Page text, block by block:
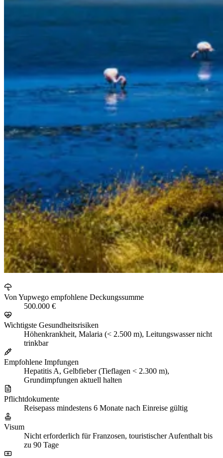
Von Yupwego empfohlene Deckungssumme
500.000 €
Wichtigste Gesundheitsrisiken
Höhenkrankheit, Malaria (< 2.500 m), Leitungswasser nicht
trinkbar
Empfohlene Impfungen
Hepatitis A, Gelbfieber (Tieflagen < 2.300 m),
Grundimpfungen aktuell halten
Pflichtdokumente
Reisepass mindestens 6 Monate nach Einreise gültig
Visum
Nicht erforderlich für Franzosen, touristischer Aufenthalt bis
zu 90 Tage